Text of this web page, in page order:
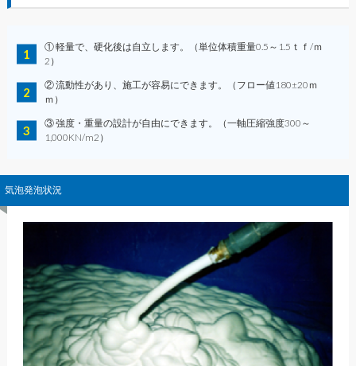
① 軽量で、硬化後は自立します。（単位体積重量0.5～1.5ｔｆ/ｍ
2）
② 流動性があり、施工が容易にできます。（フロー値180±20ｍ
ｍ）
③ 強度・重量の設計が自由にできます。（一軸圧縮強度300～
1,000KN/m2）
気泡発泡状況